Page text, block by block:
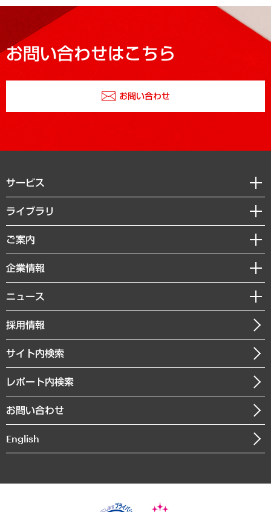
お問い合わせはこちら
お問い合わせ
サービス
経営戦略
組織・人事戦略
デジタルイノベーション
共生・ダイバーシティ
GRC（ガバナンス・リスク・コンプライアンス）・防災（政策）
経済・産業・雇用・労働
まちづくり・観光・交通・スポーツ・スマートシティ
自然資源・農林水産業・食料システム
ライブラリ
経済調査
レポート
コラム
経営用語集
受託・受注実績（官公庁関連）
メディア掲載・出演
ご案内
セミナー・イベント情報
MUFGビジネスセミナー
受託案件情報
企業情報
私たちの想い
社長メッセージ
会社概要
沿革
組織図・本部部室紹介
インドネシア現地法人
個人情報保護方針
ニュース
ニュースリリース
お知らせ
採用情報
サイト内検索
レポート内検索
お問い合わせ
English